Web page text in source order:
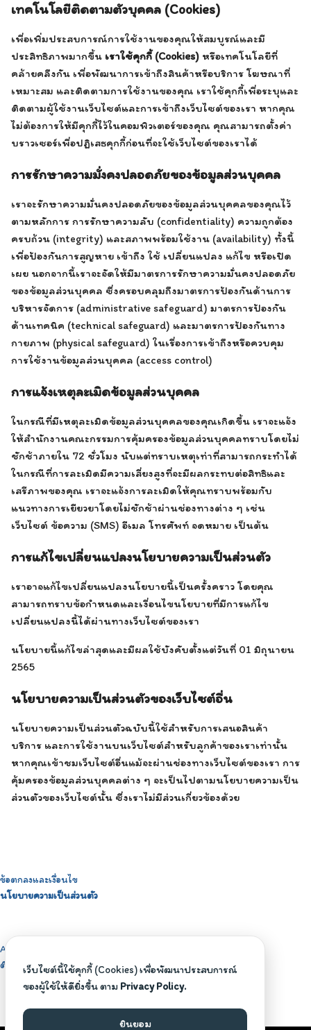
เทคโนโลยีติดตามตัวบุคคล (Cookies)
เพื่อเพิ่มประสบการณ์การใช้งานของคุณให้สมบูรณ์และมี
ประสิทธิภาพมากขึ้น เราใช้คุกกี้ (Cookies) หรือเทคโนโลยีที่
คล้ายคลึงกัน เพื่อพัฒนาการเข้าถึงสินค้าหรือบริการ โฆษณาที่
เหมาะสม และติดตามการใช้งานของคุณ เราใช้คุกกี้เพื่อระบุและ
ติดตามผู้ใช้งานเว็บไซต์และการเข้าถึงเว็บไซต์ของเรา หากคุณ
ไม่ต้องการให้มีคุกกี้ไว้ในคอมพิวเตอร์ของคุณ คุณสามารถตั้งค่า
บราวเซอร์เพื่อปฏิเสธคุกกี้ก่อนที่จะใช้เว็บไซต์ของเราได้
การรักษาความมั่งคงปลอดภัยของข้อมูลส่วนบุคคล
เราจะรักษาความมั่นคงปลอดภัยของข้อมูลส่วนบุคคลของคุณไว้
ตามหลักการ การรักษาความลับ (confidentiality) ความถูกต้อง
ครบถ้วน (integrity) และสภาพพร้อมใช้งาน (availability) ทั้งนี้
เพื่อป้องกันการสูญหาย เข้าถึง ใช้ เปลี่ยนแปลง แก้ไข หรือเปิด
เผย นอกจากนี้เราจะจัดให้มีมาตรการรักษาความมั่นคงปลอดภัย
ของข้อมูลส่วนบุคคล ซึ่งครอบคลุมถึงมาตรการป้องกันด้านการ
บริหารจัดการ (administrative safeguard) มาตรการป้องกัน
ด้านเทคนิค (technical safeguard) และมาตรการป้องกันทาง
กายภาพ (physical safeguard) ในเรื่องการเข้าถึงหรือควบคุม
การใช้งานข้อมูลส่วนบุคคล (access control)
การแจ้งเหตุละเมิดข้อมูลส่วนบุคคล
ในกรณีที่มีเหตุละเมิดข้อมูลส่วนบุคคลของคุณเกิดขึ้น เราจะแจ้ง
ให้สำนักงานคณะกรรมการคุ้มครองข้อมูลส่วนบุคคลทราบโดยไม่
ชักช้าภายใน 72 ชั่วโมง นับแต่ทราบเหตุเท่าที่สามารถกระทำได้
ในกรณีที่การละเมิดมีความเสี่ยงสูงที่จะมีผลกระทบต่อสิทธิและ
เสรีภาพของคุณ เราจะแจ้งการละเมิดให้คุณทราบพร้อมกับ
แนวทางการเยียวยาโดยไม่ชักช้าผ่านช่องทางต่าง ๆ เช่น
เว็บไซต์ ข้อความ (SMS) อีเมล โทรศัพท์ จดหมาย เป็นต้น
การแก้ไขเปลี่ยนแปลงนโยบายความเป็นส่วนตัว
เราอาจแก้ไขเปลี่ยนแปลงนโยบายนี้เป็นครั้งคราว โดยคุณ
สามารถทราบข้อกำหนดและเงื่อนไขนโยบายที่มีการแก้ไข
เปลี่ยนแปลงนี้ได้ผ่านทางเว็บไซต์ของเรา
นโยบายนี้แก้ไขล่าสุดและมีผลใช้บังคับตั้งแต่วันที่ 01 มิถุนายน
2565
นโยบายความเป็นส่วนตัวของเว็บไซต์อื่น
นโยบายความเป็นส่วนตัวฉบับนี้ใช้สำหรับการเสนอสินค้า
บริการ และการใช้งานบนเว็บไซต์สำหรับลูกค้าของเราเท่านั้น
หากคุณเข้าชมเว็บไซต์อื่นแม้จะผ่านช่องทางเว็บไซต์ของเรา การ
คุ้มครองข้อมูลส่วนบุคคลต่าง ๆ จะเป็นไปตามนโยบายความเป็น
ส่วนตัวของเว็บไซต์นั้น ซึ่งเราไม่มีส่วนเกี่ยวข้องด้วย
ข้อตกลงและเงื่อนไข
นโยบายความเป็นส่วนตัว
About BeBoyzself
ติดต่อสอบถาม
เว็บไซต์นี้ใช้คุกกี้ (Cookies) เพื่อพัฒนาประสบการณ์
ของผู้ใช้ให้ดียิ่งขึ้น ตาม Privacy Policy.
ยินยอม